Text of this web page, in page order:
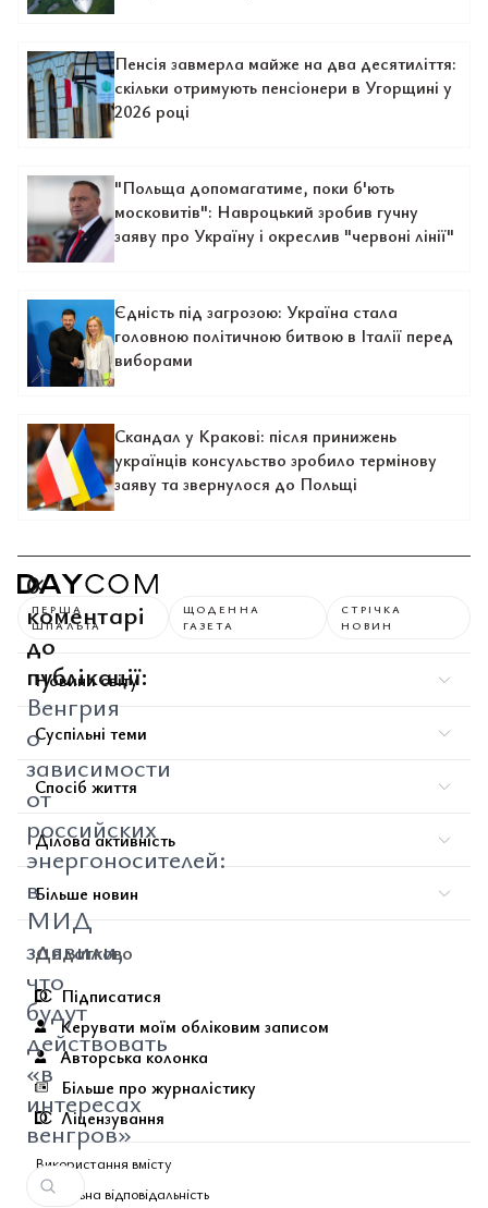
Пенсія завмерла майже на два десятиліття:
скільки отримують пенсіонери в Угорщині у
2026 році
"Польща допомагатиме, поки б'ють
московитів": Навроцький зробив гучну
заяву про Україну і окреслив "червоні лінії"
Єдність під загрозою: Україна стала
головною політичною битвою в Італії перед
виборами
Скандал у Кракові: після принижень
українців консульство зробило термінову
заяву та звернулося до Польщі
0
коментарі
до
публікації:
Венгрия
о
зависимости
от
российских
энергоносителей:
в
МИД
заявили,
что
будут
действовать
«в
интересах
венгров»
ПЕРША
ШПАЛЬТА
ЩОДЕННА
ГАЗЕТА
СТРІЧКА
НОВИН
Новини світу
Суспільні теми
Спосіб життя
Ділова активність
Більше новин
Додатково
Підписатися
Керувати моїм обліковим записом
Авторська колонка
Більше про журналістику
Ліцензування
Використання вмісту
Соціальна відповідальність